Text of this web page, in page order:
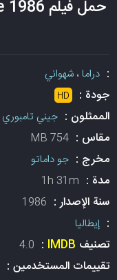
:دراما،شهواني
جودة : HD
الممثلون :جيني تامبوري
مقاس :754 MB
مخرج :جو داماتو
مدة : 1h 31m
سنة الإصدار : 1986
:إيطاليا
تصنيف IMDB
:
4.0
تقييمات المستخدمين :